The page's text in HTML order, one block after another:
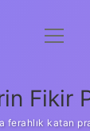
Gizlilik
Yasal Uyarı
menüyü
Fikir
ferahlık katan